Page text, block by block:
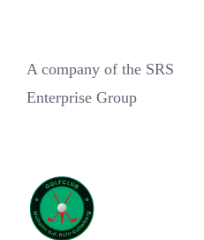
A company of the SRS
Enterprise Group